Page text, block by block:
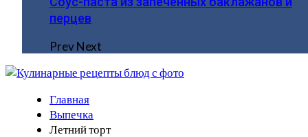
перцев
PrevNext
Главная
Выпечка
Летний торт